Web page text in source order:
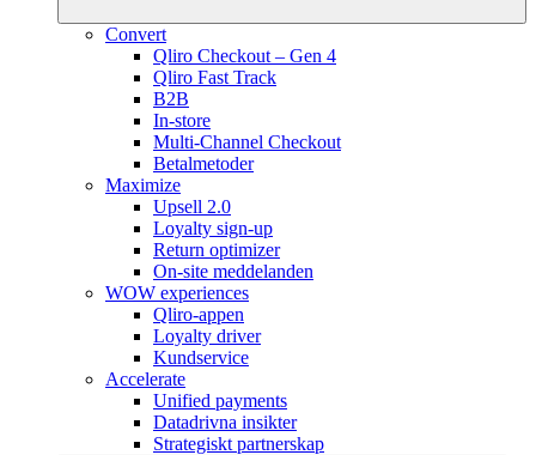
Convert
Qliro Checkout – Gen 4
Qliro Fast Track
B2B
In-store
Multi-Channel Checkout
Betalmetoder
Maximize
Upsell 2.0
Loyalty sign-up
Return optimizer
On-site meddelanden
WOW experiences
Qliro-appen
Loyalty driver
Kundservice
Accelerate
Unified payments
Datadrivna insikter
Strategiskt partnerskap